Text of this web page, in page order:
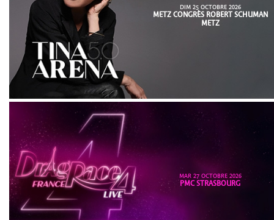
DIM 25 OCTOBRE 2026
METZ CONGRÈS ROBERT SCHUMAN
METZ
MAR 27 OCTOBRE 2026
PMC STRASBOURG